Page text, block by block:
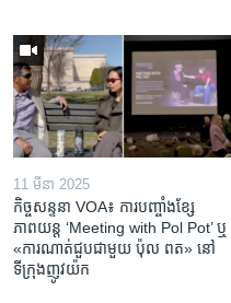
11 មីនា 2025
កិច្ចសន្ទនា VOA៖ ការ​បញ្ចាំង​ខ្សែ
ភាពយន្ត ‘Meeting with Pol Pot’ ឬ
«ការណាត់ជួប​ជាមួយ​ ប៉ុល ពត» នៅ
ទីក្រុងញូវយ៉ក​